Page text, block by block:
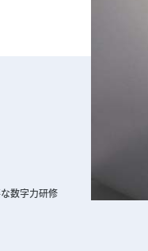
数字力研修